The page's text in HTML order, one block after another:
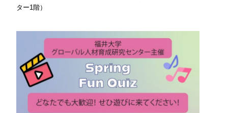
ター1階）